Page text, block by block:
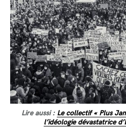
Lire aussi : Le collectif « Plus
l’idéologie dévastatrice